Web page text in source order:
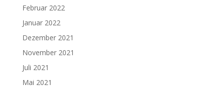
Februar 2022
Januar 2022
Dezember 2021
November 2021
Juli 2021
Mai 2021